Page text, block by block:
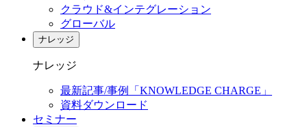
クラウド&インテグレーション
グローバル
ナレッジ
ナレッジ
最新記事/事例「KNOWLEDGE CHARGE」
資料ダウンロード
セミナー